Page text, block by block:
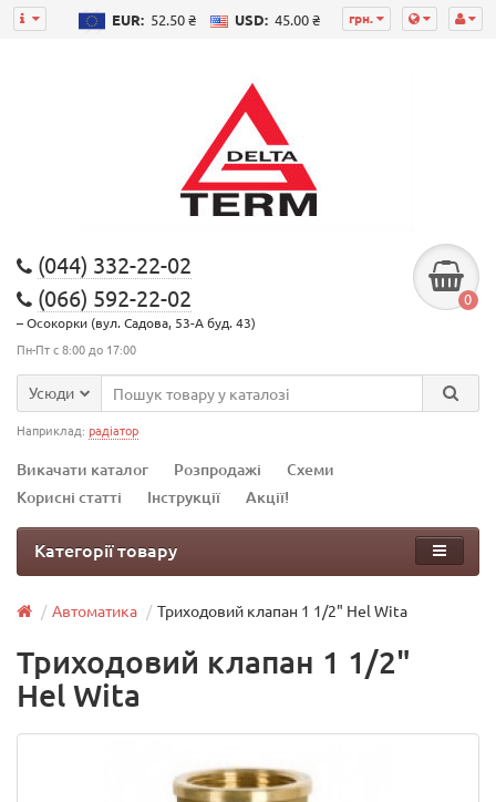
грн.
EUR: 52.50 ₴ USD: 45.00 ₴
(044) 332-22-02
(066) 592-22-02
– Осокорки (вул. Садова, 53-А буд. 43)
Пн-Пт с 8:00 до 17:00
0
Усюди
Наприклад: радіатор
Викачати каталог Розпродажі
Схеми
Корисні статті
Інструкції Акції!
Категорії товару
Автоматика Триходовий клапан 1 1/2" Hel Wita
Триходовий клапан 1 1/2"
Hel Wita